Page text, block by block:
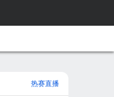
热赛直播